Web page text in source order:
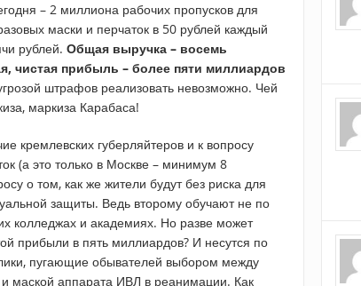
– 2 миллиона рабочих пропусков для
маски и перчаток в 50 рублей каждый
рублей. Общая выручка – восемь
чистая прибыль – более пяти миллиардов
штрафов реализовать невозможно. Чей
маркиза Карабаса!
кремлевских губерляйтеров и к вопросу
(а это только в Москве – минимум 8
о том, как же жители будут без риска для
защиты. Ведь второму обучают не по
колледжах и академиях. Но разве может
прибыли в пять миллиардов? И несутся по
пугающие обывателей выбором между
маской аппарата ИВЛ в реанимации. Как